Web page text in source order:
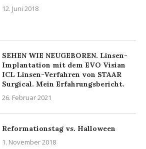
12. Juni 2018
SEHEN WIE NEUGEBOREN. Linsen-
Implantation mit dem EVO Visian
ICL Linsen-Verfahren von STAAR
Surgical. Mein Erfahrungsbericht.
26. Februar 2021
Reformationstag vs. Halloween
1. November 2018